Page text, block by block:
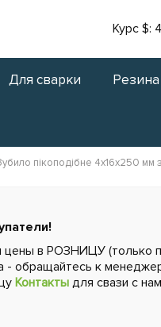
Курс $:
Для сварки Резина
пікоподібне 4x16x250
цены в РОЗНИЦУ (только
- обращайтесь к
Контакты для свази с